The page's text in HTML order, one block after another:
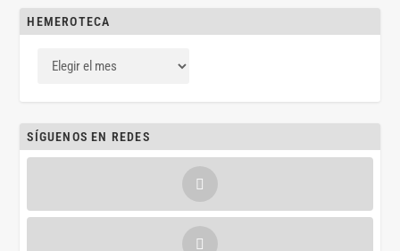
HEMEROTECA
SÍGUENOS EN REDES